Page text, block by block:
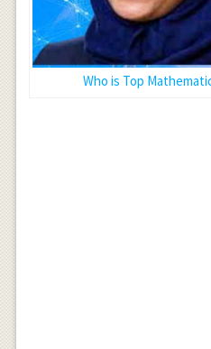
Who is Top